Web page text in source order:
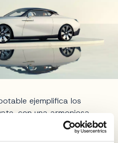
ejemplifica los
con una armoniosa
crema y detalles de madera
El exterior, acabado en